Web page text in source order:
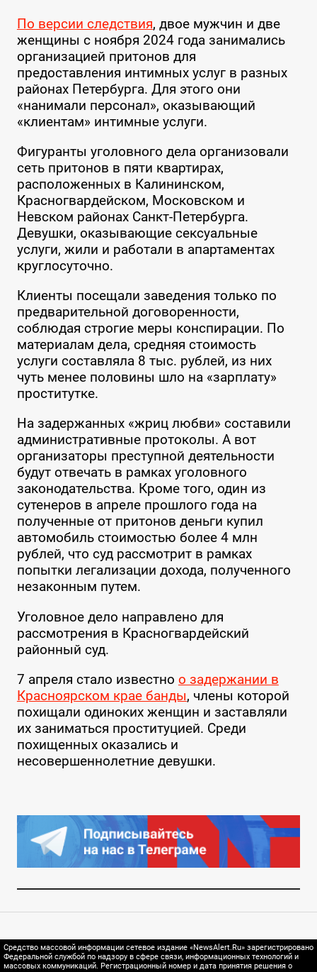
По версии следствия, двое мужчин и две
женщины с ноября 2024 года занимались
организацией притонов для
предоставления интимных услуг в разных
районах Петербурга. Для этого они
«нанимали персонал», оказывающий
«клиентам» интимные услуги.
Фигуранты уголовного дела организовали
сеть притонов в пяти квартирах,
расположенных в Калининском,
Красногвардейском, Московском и
Невском районах Санкт-Петербурга.
Девушки, оказывающие сексуальные
услуги, жили и работали в апартаментах
круглосуточно.
Клиенты посещали заведения только по
предварительной договоренности,
соблюдая строгие меры конспирации. По
материалам дела, средняя стоимость
услуги составляла 8 тыс. рублей, из них
чуть менее половины шло на «зарплату»
проститутке.
На задержанных «жриц любви» составили
административные протоколы. А вот
организаторы преступной деятельности
будут отвечать в рамках уголовного
законодательства. Кроме того, один из
сутенеров в апреле прошлого года на
полученные от притонов деньги купил
автомобиль стоимостью более 4 млн
рублей, что суд рассмотрит в рамках
попытки легализации дохода, полученного
незаконным путем.
Уголовное дело направлено для
рассмотрения в Красногвардейский
районный суд.
7 апреля стало известно о задержании в
Красноярском крае банды, члены которой
похищали одиноких женщин и заставляли
их заниматься проституцией. Среди
похищенных оказались и
несовершеннолетние девушки.
Средство массовой информации сетевое издание «NewsAlert.Ru» зарегистрировано
Федеральной службой по надзору в сфере связи, информационных технологий и
массовых коммуникаций. Регистрационный номер и дата принятия решения о